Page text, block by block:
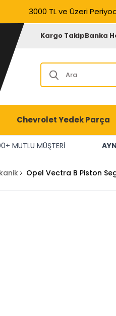
3000 TL ve Üzeri
Kargo TakipBanka
Chevrolet Yedek Parça
MUTLU MÜŞTERİ
Opel Vectra B Piston